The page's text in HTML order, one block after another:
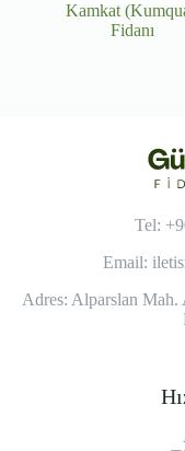
Kamkat
Fidanı
Tel:
Email:
Adres: Alparslan